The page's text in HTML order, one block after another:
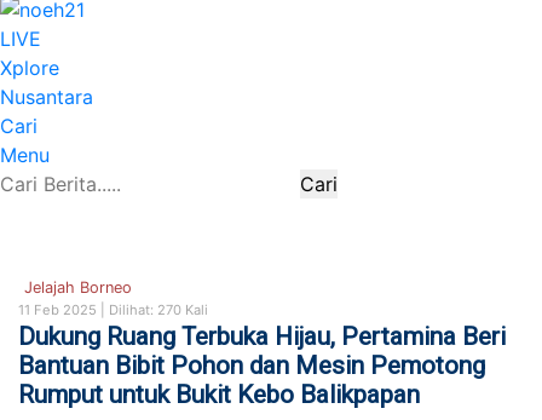
LIVE
Xplore
Nusantara
Cari
Menu
Cari
Jelajah Borneo
11 Feb 2025 | Dilihat: 270 Kali
Dukung Ruang Terbuka Hijau, Pertamina Beri
Bantuan Bibit Pohon dan Mesin Pemotong
Rumput untuk Bukit Kebo Balikpapan